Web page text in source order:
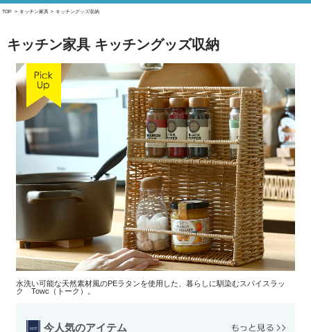
TOP > キッチン家具 > キッチングッズ収納
キッチン家具 キッチングッズ収納
水洗い可能な天然素材風のPEラタンを使用した、暮らしに馴染むスパイスラッ
ク Towc（トーク）。
今人気のアイテム